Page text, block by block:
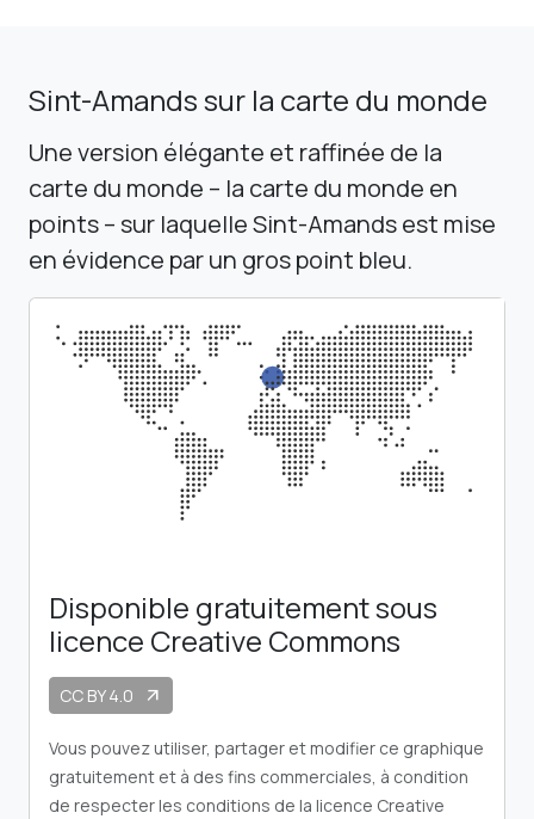
Sint-Amands sur la carte du monde
Une version élégante et raffinée de la
carte du monde – la carte du monde en
points – sur laquelle Sint-Amands est mise
en évidence par un gros point bleu.
Disponible gratuitement sous
licence Creative Commons
CC BY 4.0 arrow_outward
Vous pouvez utiliser, partager et modifier ce graphique
gratuitement et à des fins commerciales, à condition
de respecter les conditions de la licence Creative